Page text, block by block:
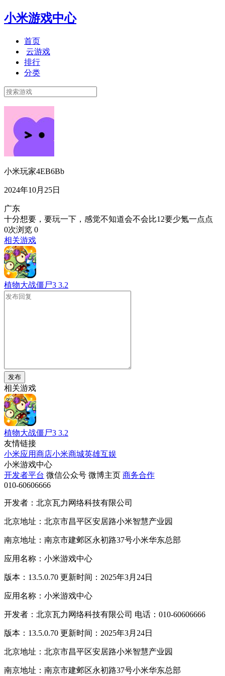
小米游戏中心
首页
云游戏
排行
分类
小米玩家4EB6Bb
2024年10月25日
广东
十分想要，要玩一下，感觉不知道会不会比12要少氪一点点
0次浏览 0
相关游戏
植物大战僵尸3 3.2
发布
相关游戏
植物大战僵尸3 3.2
友情链接
小米应用商店小米商城英雄互娱
小米游戏中心
开发者平台 微信公众号 微博主页 商务合作
010-60606666
开发者：北京瓦力网络科技有限公司
北京地址：北京市昌平区安居路小米智慧产业园
南京地址：南京市建邺区永初路37号小米华东总部
应用名称：小米游戏中心
版本：13.5.0.70 更新时间：2025年3月24日
应用名称：小米游戏中心
开发者：北京瓦力网络科技有限公司 电话：010-60606666
版本：13.5.0.70 更新时间：2025年3月24日
北京地址：北京市昌平区安居路小米智慧产业园
南京地址：南京市建邺区永初路37号小米华东总部